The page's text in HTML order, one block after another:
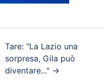
Tare: "La Lazio una
sorpresa, Gila può
diventare..."→